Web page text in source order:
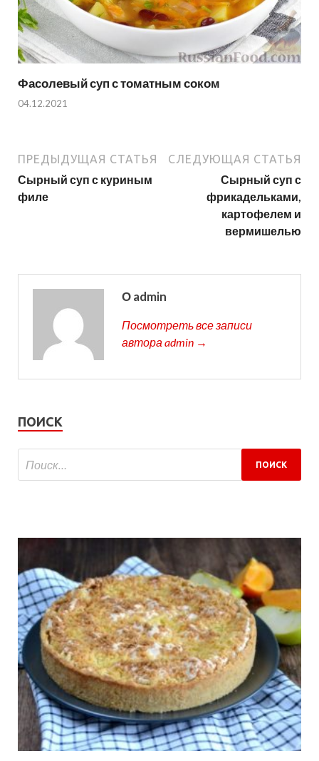
Фасолевый суп с томатным соком
04.12.2021
ПРЕДЫДУЩАЯ СТАТЬЯ
Сырный суп с куриным
филе
СЛЕДУЮЩАЯ СТАТЬЯ
Сырный суп с
фрикадельками,
картофелем и
вермишелью
О admin
Посмотреть все записи
автора admin →
ПОИСК